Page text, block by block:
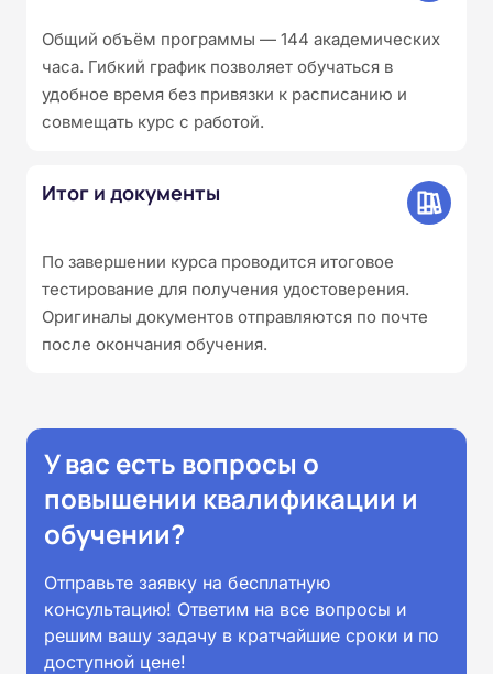
Общий объём программы — 144 академических
часа. Гибкий график позволяет обучаться в
удобное время без привязки к расписанию и
совмещать курс с работой.
Итог и документы
По завершении курса проводится итоговое
тестирование для получения удостоверения.
Оригиналы документов отправляются по почте
после окончания обучения.
У вас есть вопросы о
повышении квалификации и
обучении?
Отправьте заявку на бесплатную
консультацию! Ответим на все вопросы и
решим вашу задачу в кратчайшие сроки и по
доступной цене!